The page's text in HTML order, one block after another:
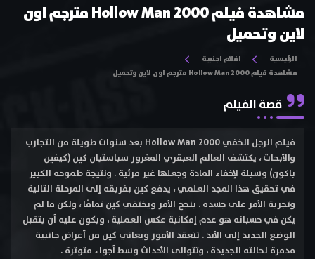
مشاهدة فيلم Hollow Man 2000 مترجم اون
لاين وتحميل
الرئيسية
افلام اجنبية
مشاهدة فيلم Hollow Man 2000 مترجم اون لاين وتحميل
قصة الفيلم
فيلم الرجل الخفي Hollow Man 2000 بعد سنوات طويلة من التجارب
والأبحاث ، يكتشف العالم العبقري المغرور سباستيان كين (كيفين
باكون) وسيلة لإخفاء المادة وجعلها غير مرئية . ونتيجة طموحه الكبير
في تحقيق هذا المجد العلمي ، يدفع كين بفريقه إلى المرحلة التالية
وتجربة الأمر على جسده . ينجح الأمر ويختفي كين تمامًا ، ولكن ما لم
يكن في حسبانه هو عدم إمكانية عكس العملية ، ويكون عليه أن يتقبل
الوضع الجديد إلى الأبد . تتعقد الأمور ويعاني كين من أعراض جانبية
مدمرة لحالته الجديدة ، وتتوالى الأحداث وسط أجواء متوترة .